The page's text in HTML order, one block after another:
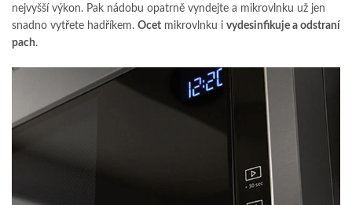
nejvyšší výkon. Pak nádobu opatrně vyndejte a mikrovlnku už jen
snadno vytřete hadříkem. Ocet mikrovlnku i vydesinfikuje a odstraní
pach.